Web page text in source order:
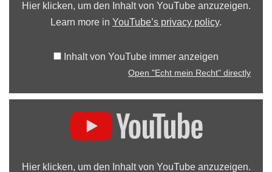
Hier klicken, um den Inhalt von YouTube anzuzeigen.
Learn more in YouTube’s privacy policy.
Inhalt von YouTube immer anzeigen
Open "Echt mein Recht" directly
Hier klicken, um den Inhalt von YouTube anzuzeigen.